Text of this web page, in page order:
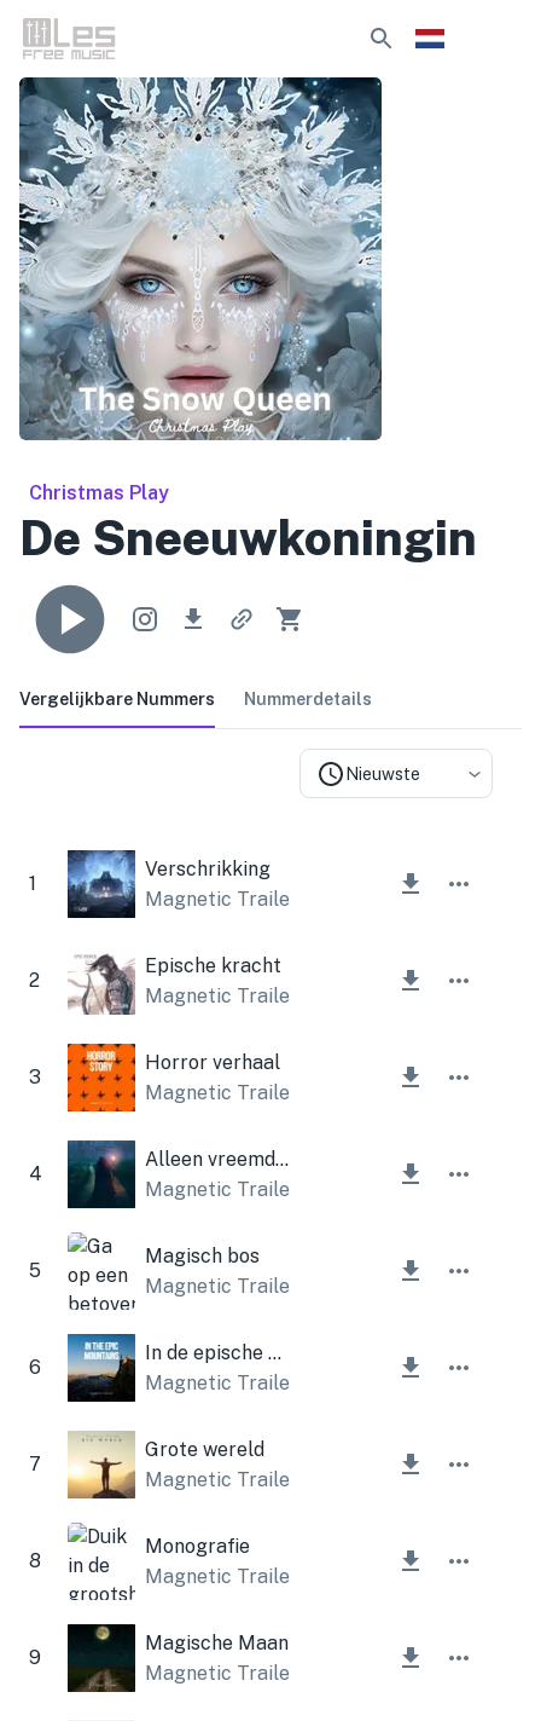
Christmas Play
De Sneeuwkoningin
Vergelijkbare Nummers Nummerdetails
Nieuwste
1
Verschrikking
Magnetic Trailer
2
Epische kracht
Magnetic Trailer
3
Horror verhaal
Magnetic Trailer
4
Alleen vreemdeling
Magnetic Trailer
5
Magisch bos
Magnetic Trailer
6
In de epische bergen
Magnetic Trailer
7
Grote wereld
Magnetic Trailer
8
Monografie
Magnetic Trailer
9
Magische Maan
Magnetic Trailer